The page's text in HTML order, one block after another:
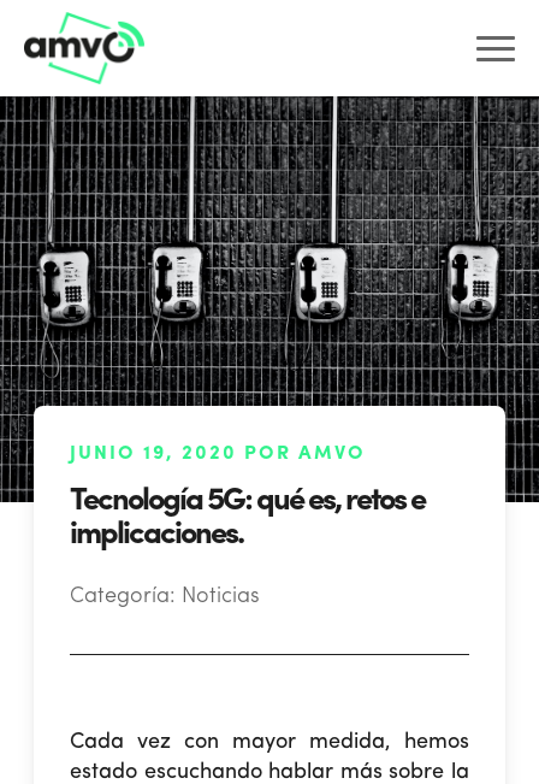
JUNIO 19, 2020 POR AMVO
Tecnología 5G: qué es, retos e
implicaciones.
Categoría: Noticias
Cada vez con mayor medida, hemos
estado escuchando hablar más sobre la